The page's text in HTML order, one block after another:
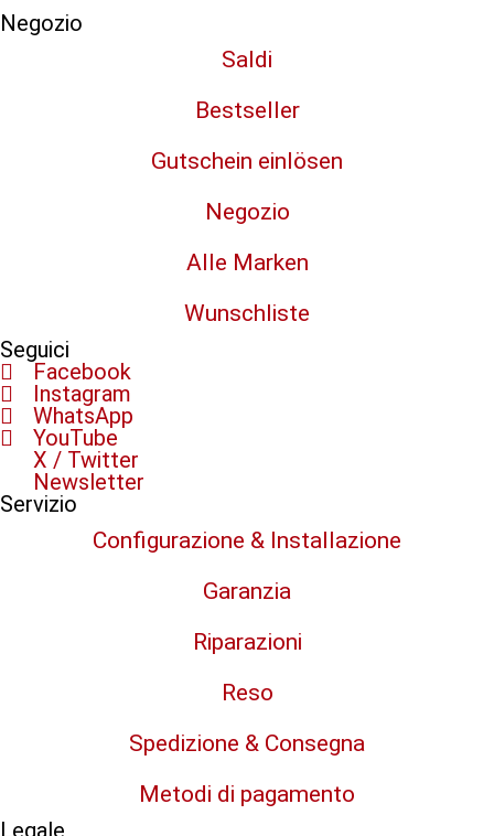
Negozio
Saldi
Bestseller
Gutschein einlösen
Negozio
Alle Marken
Wunschliste
Seguici
Facebook
Instagram
WhatsApp
YouTube
X / Twitter
Newsletter
Servizio
Configurazione & Installazione
Garanzia
Riparazioni
Reso
Spedizione & Consegna
Metodi di pagamento
Legale